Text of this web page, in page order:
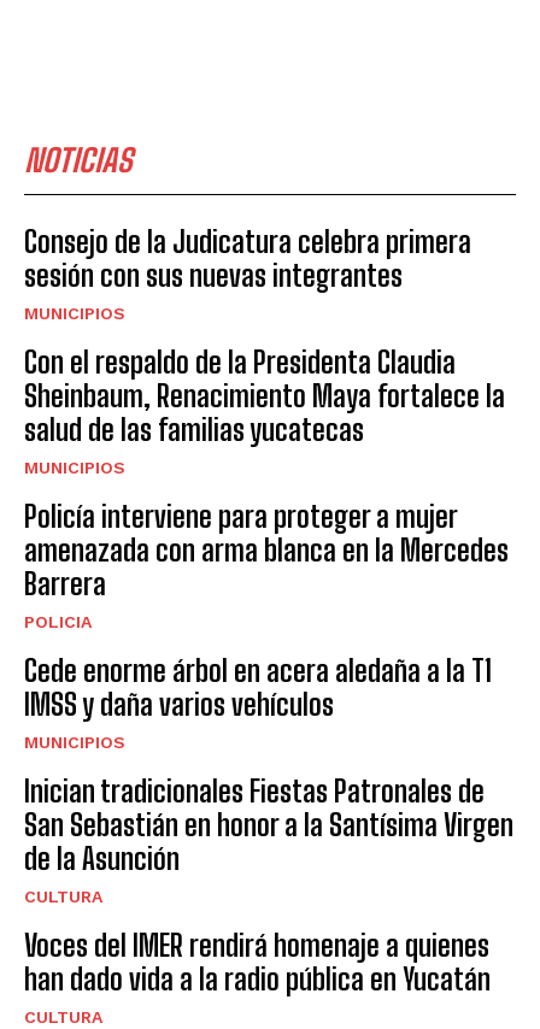
NOTICIAS
Consejo de la Judicatura celebra primera
sesión con sus nuevas integrantes
MUNICIPIOS
Con el respaldo de la Presidenta Claudia
Sheinbaum, Renacimiento Maya fortalece la
salud de las familias yucatecas
MUNICIPIOS
Policía interviene para proteger a mujer
amenazada con arma blanca en la Mercedes
Barrera
POLICIA
Cede enorme árbol en acera aledaña a la T1
IMSS y daña varios vehículos
MUNICIPIOS
Inician tradicionales Fiestas Patronales de
San Sebastián en honor a la Santísima Virgen
de la Asunción
CULTURA
Voces del IMER rendirá homenaje a quienes
han dado vida a la radio pública en Yucatán
CULTURA